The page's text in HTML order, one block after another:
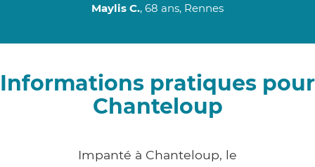
Maylis C., 68 ans, Rennes
Informations pratiques pour
Chanteloup
Impanté à Chanteloup, le